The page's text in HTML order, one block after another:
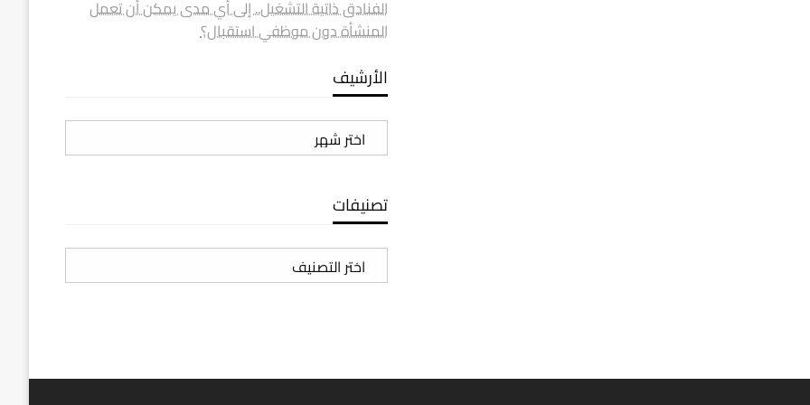
الفنادق ذاتية التشغيل.. إلى أي مدى يمكن أن تعمل
المنشأة دون موظفي استقبال؟
الأرشيف
الأرشيف
تصنيفات
تصنيفات